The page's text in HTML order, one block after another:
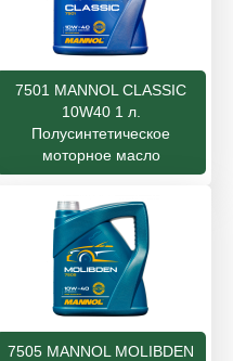
7501 MANNOL CLASSIC
10W40 1 л.
Полусинтетическое
моторное масло
7505 MANNOL MOLIBDEN